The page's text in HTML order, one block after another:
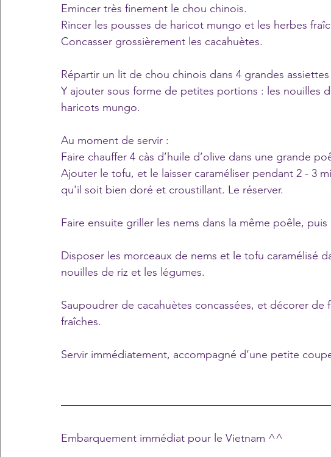
Emincer très finement le chou chinois.
Rincer les pousses de haricot mungo et les herbes
Concasser grossièrement les cacahuètes.
Répartir un lit de chou chinois dans 4 grandes assiettes
Y ajouter sous forme de petites portions : les nouilles
haricots mungo.
Au moment de servir :
Faire chauffer 4 càs d’huile d’olive dans une grande
Ajouter le tofu, et le laisser caraméliser pendant 2 - 3
qu'il soit bien doré et croustillant. Le réserver.
Faire ensuite griller les nems dans la même poêle,
Disposer les morceaux de nems et le tofu caramélisé
nouilles de riz et les légumes.
Saupoudrer de cacahuètes concassées, et décorer
fraîches.
Servir immédiatement, accompagné d’une petite
Embarquement immédiat pour le Vietnam ^^